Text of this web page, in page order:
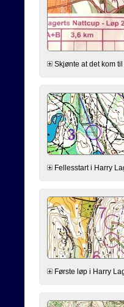
Skjønte at det kom
Fellesstart i Harry
Første løp i Harry